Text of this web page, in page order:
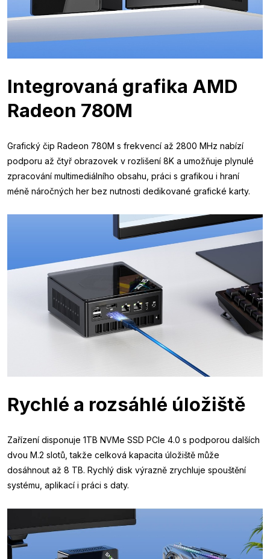
Integrovaná grafika AMD
Radeon 780M
Grafický čip Radeon 780M s frekvencí až 2800 MHz nabízí
podporu až čtyř obrazovek v rozlišení 8K a umožňuje plynulé
zpracování multimediálního obsahu, práci s grafikou i hraní
méně náročných her bez nutnosti dedikované grafické karty.
Rychlé a rozsáhlé úložiště
Zařízení disponuje 1TB NVMe SSD PCIe 4.0 s podporou dalších
dvou M.2 slotů, takže celková kapacita úložiště může
dosáhnout až 8 TB. Rychlý disk výrazně zrychluje spouštění
systému, aplikací i práci s daty.